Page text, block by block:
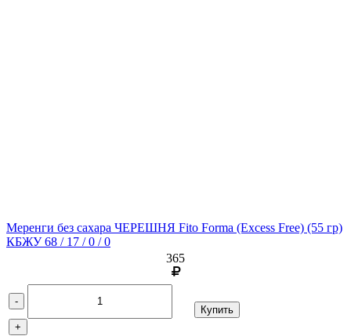
Меренги без сахара ЧЕРЕШНЯ Fito Forma (Excess Free) (55 гр)
КБЖУ 68 / 17 / 0 / 0
365
-
+
Купить